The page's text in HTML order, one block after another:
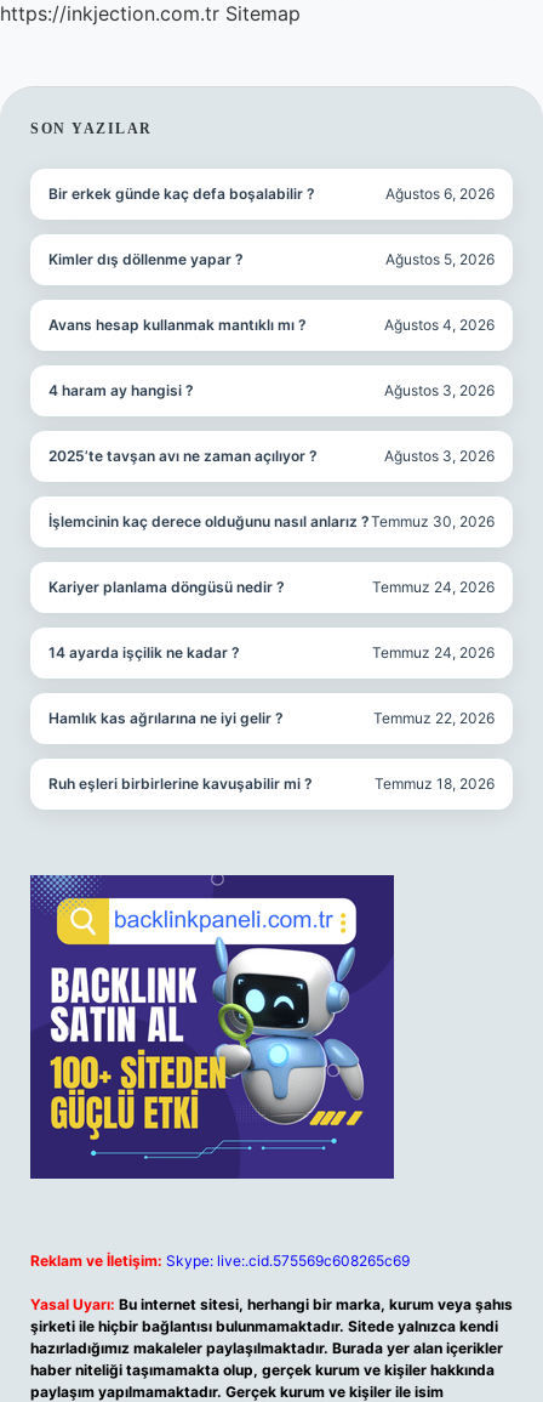
https://inkjection.com.tr Sitemap
SIDEBAR
SON YAZILAR
Bir erkek günde kaç defa boşalabilir ? Ağustos 6, 2026
Kimler dış döllenme yapar ? Ağustos 5, 2026
Avans hesap kullanmak mantıklı mı ? Ağustos 4, 2026
4 haram ay hangisi ? Ağustos 3, 2026
2025’te tavşan avı ne zaman açılıyor ? Ağustos 3, 2026
İşlemcinin kaç derece olduğunu nasıl anlarız ?Temmuz 30, 2026
Kariyer planlama döngüsü nedir ? Temmuz 24, 2026
14 ayarda işçilik ne kadar ? Temmuz 24, 2026
Hamlık kas ağrılarına ne iyi gelir ? Temmuz 22, 2026
Ruh eşleri birbirlerine kavuşabilir mi ? Temmuz 18, 2026
Reklam ve İletişim: Skype: live:.cid.575569c608265c69
Yasal Uyarı: Bu internet sitesi, herhangi bir marka, kurum veya şahıs
şirketi ile hiçbir bağlantısı bulunmamaktadır. Sitede yalnızca kendi
hazırladığımız makaleler paylaşılmaktadır. Burada yer alan içerikler
haber niteliği taşımamakta olup, gerçek kurum ve kişiler hakkında
paylaşım yapılmamaktadır. Gerçek kurum ve kişiler ile isim